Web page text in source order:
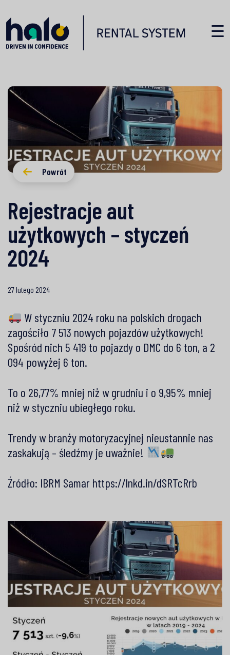
Powrót
Rejestracje aut
użytkowych – styczeń
2024
27 lutego 2024
W styczniu 2024 roku na polskich drogach
zagościło 7 513 nowych pojazdów użytkowych!
Spośród nich 5 419 to pojazdy o DMC do 6 ton, a 2
094 powyżej 6 ton.
To o 26,77% mniej niż w grudniu i o 9,95% mniej
niż w styczniu ubiegłego roku.
Trendy w branży motoryzacyjnej nieustannie nas
zaskakują – śledźmy je uważnie!
Źródło: IBRM Samar https://lnkd.in/dSRTcRrb